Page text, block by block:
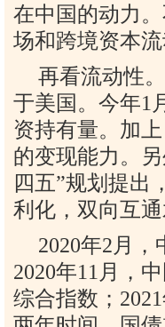
在中国的动力
场和跨境资本
再看流动性
于美国。今年1
资持有量。加
的变现能力。
四五”规划提出
利化，双向互
2020年2月，
2020年11月，
综合指数； 2021